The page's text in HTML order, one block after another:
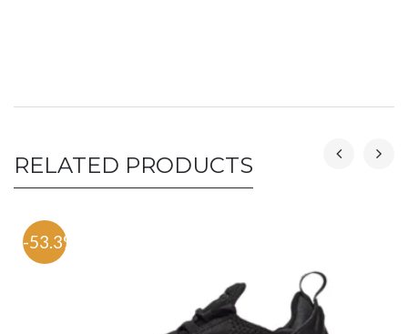
RELATED PRODUCTS
-53.3%